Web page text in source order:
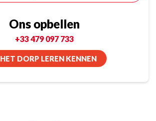
Ons opbellen
+33 479 097 733
HET DORP LEREN KENNEN